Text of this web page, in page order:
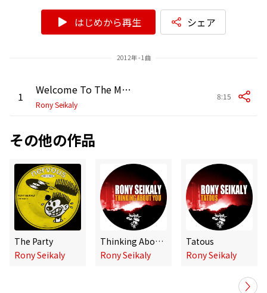
はじめから再生 シェア
2012年 - 1曲
1 Welcome To The Machine (Original Mix)
Rony Seikaly
8:15
その他の作品
The Party
Rony Seikaly
Thinking About You
Rony Seikaly
Tatous
Rony Seikaly